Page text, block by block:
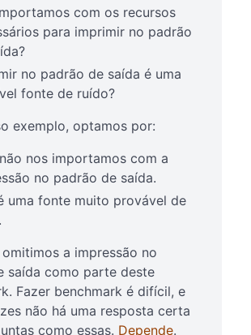
com os recursos
para imprimir no padrão
no padrão de saída é uma
fonte de ruído?
exemplo, optamos por:
nos importamos com a
no padrão de saída.
uma fonte muito provável de
a impressão no
saída como parte deste
Fazer benchmark é difícil, e
não há uma resposta certa
como essas. Depende.